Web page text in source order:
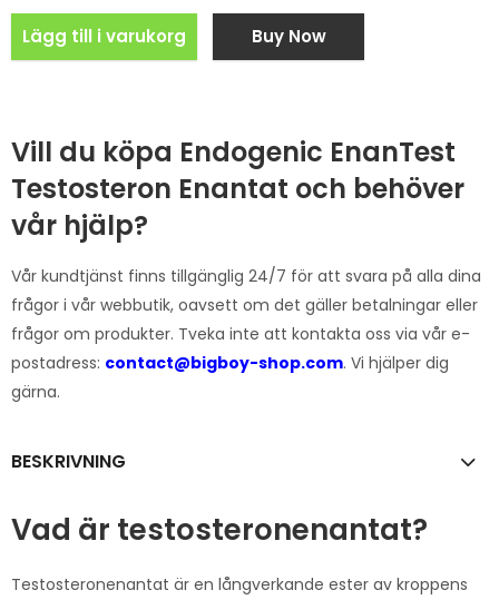
Lägg till i varukorg Buy Now
Vill du köpa Endogenic EnanTest
Testosteron Enantat och behöver
vår hjälp?
Vår kundtjänst finns tillgänglig 24/7 för att svara på alla dina
frågor i vår webbutik, oavsett om det gäller betalningar eller
frågor om produkter. Tveka inte att kontakta oss via vår e-
postadress: contact@bigboy-shop.com. Vi hjälper dig
gärna.
BESKRIVNING
Vad är testosteronenantat?
Testosteronenantat är en långverkande ester av kroppens